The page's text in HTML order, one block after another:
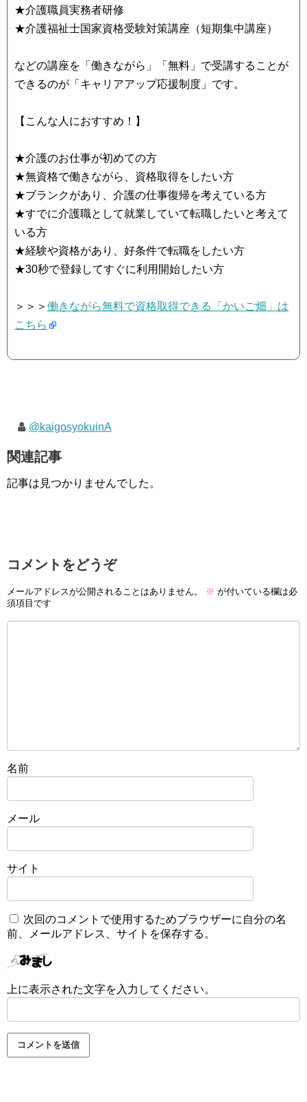
★介護職員実務者研修
★介護福祉士国家資格受験対策講座（短期集中講座）
などの講座を「働きながら」「無料」で受講することが
できるのが「キャリアアップ応援制度」です。
【こんな人におすすめ！】
★介護のお仕事が初めての方
★無資格で働きながら、資格取得をしたい方
★ブランクがあり、介護の仕事復帰を考えている方
★すでに介護職として就業していて転職したいと考えて
いる方
★経験や資格があり、好条件で転職をしたい方
★30秒で登録してすぐに利用開始したい方
＞＞＞ 働きながら無料で資格取得できる「かいご畑」は
こちら
@kaigosyokuinA
関連記事
記事は見つかりませんでした。
コメントをどうぞ
メールアドレスが公開されることはありません。 ※ が付いている欄は必
須項目です
名前
メール
サイト
次回のコメントで使用するためブラウザーに自分の名
前、メールアドレス、サイトを保存する。
上に表示された文字を入力してください。